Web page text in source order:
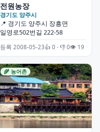
전원농장
경기도 양주시
📍 경기도 양주시 장흥면
일영로502번길 222-58
등록 2008-05-23👍 0 · 👎 0👁 19
🌾 농어촌